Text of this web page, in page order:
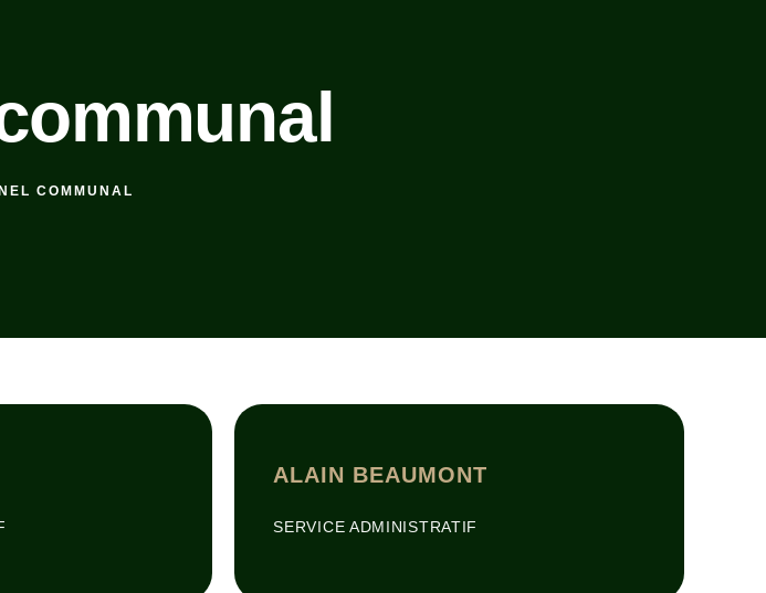
COMMUNAL
ALAIN BEAUMONT
SERVICE ADMINISTRATIF